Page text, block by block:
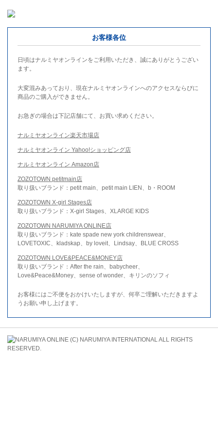
お客様各位
日頃はナルミヤオンラインをご利用いただき、誠にありがとうござい
ます。
大変混みあっており、現在ナルミヤオンラインへのアクセスならびに
商品のご購入ができません。
お急ぎの場合は下記店舗にて、お買い求めください。
ナルミヤオンライン楽天市場店
ナルミヤオンライン Yahoo!ショッピング店
ナルミヤオンライン Amazon店
ZOZOTOWN petitmain店
取り扱いブランド：petit main、petit main LIEN、b・ROOM
ZOZOTOWN X-girl Stages店
取り扱いブランド：X-girl Stages、XLARGE KIDS
ZOZOTOWN NARUMIYA ONLINE店
取り扱いブランド：kate spade new york childrenswear、
LOVETOXIC、kladskap、by loveit、Lindsay、BLUE CROSS
ZOZOTOWN LOVE&PEACE&MONEY店
取り扱いブランド：After the rain、babycheer、
Love&Peace&Money、sense of wonder、キリンのソフィ
お客様にはご不便をおかけいたしますが、何卒ご理解いただきますよ
うお願い申し上げます。